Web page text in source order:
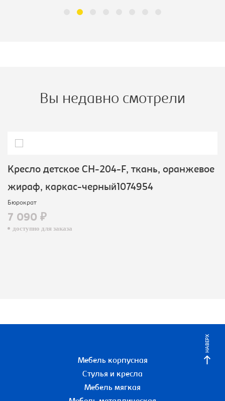
Вы недавно смотрели
Кресло детское CH-204-F, ткань, оранжевое
жираф, каркас-черный1074954
Бюрократ
7 090 ₽
доступно для заказа
НАВЕРХ
Мебель корпусная
Стулья и кресла
Мебель мягкая